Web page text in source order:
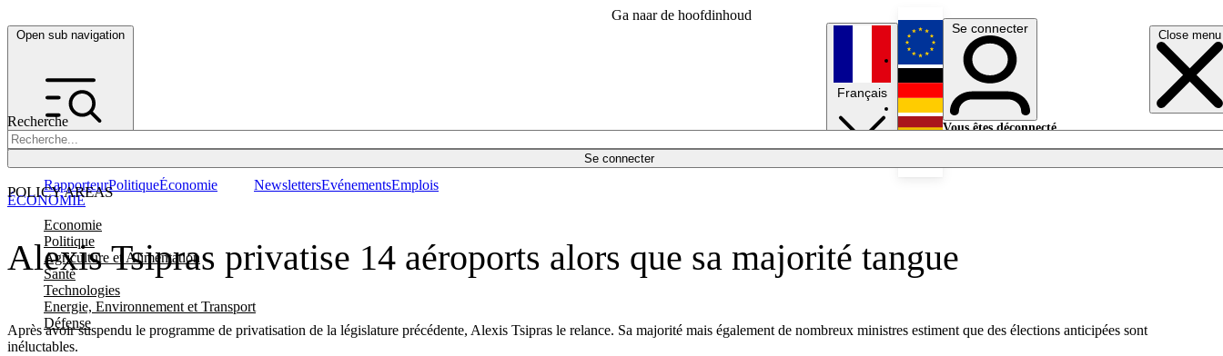
Ga naar de hoofdinhoud
Open sub navigation Close menu
Recherche
Se connecter
POLICY AREAS
Economie
Politique
Agriculture et Alimentation
Santé
Technologies
Energie, Environnement et Transport
Défense
RapporteurPolitiqueÉconomie NewslettersEvénementsEmplois
Français
English
Deutsch
Se connecter
Vous êtes déconnecté.
Alexis Tsipras privatise 14 aéroports alors que sa majorité tangue
Après avoir suspendu le programme de privatisation de la législature précédente, Alexis Tsipras le relance. Sa majorité mais également de nombreux ministres estiment que des élections anticipées sont
inéluctables.
ÉCONOMIE